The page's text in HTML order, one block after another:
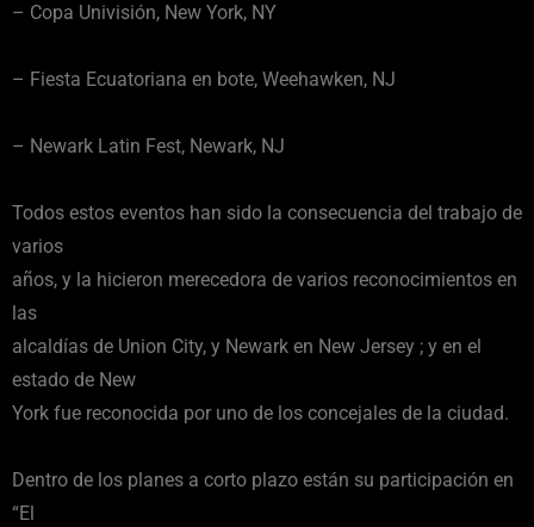
– Copa Univisión, New York, NY
– Fiesta Ecuatoriana en bote, Weehawken, NJ
– Newark Latin Fest, Newark, NJ
Todos estos eventos han sido la consecuencia del trabajo de
varios
años, y la hicieron merecedora de varios reconocimientos en
las
alcaldías de Union City, y Newark en New Jersey ; y en el
estado de New
York fue reconocida por uno de los concejales de la ciudad.
Dentro de los planes a corto plazo están su participación en
“El